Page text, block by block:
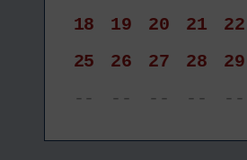
18
19 20 21 22
25
26 27 28 29
--
-- -- -- --